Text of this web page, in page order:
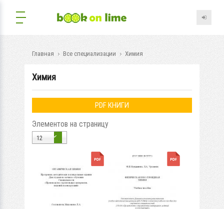
Главная Все специализации Химия
Химия
PDF КНИГИ
Элементов на страницу
12